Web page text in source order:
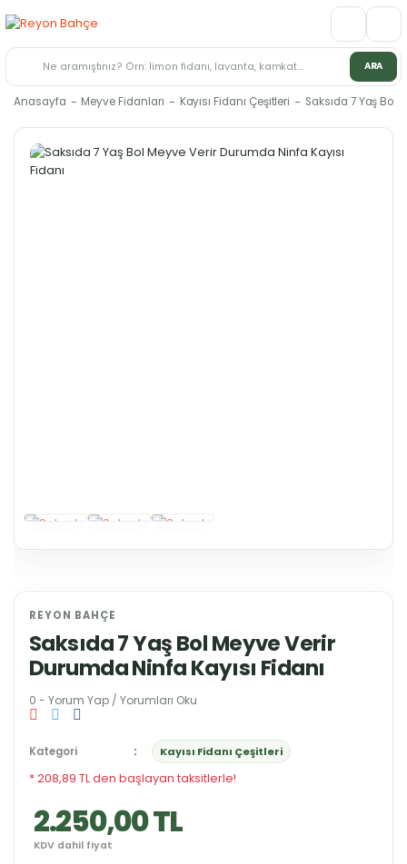
ARA
Anasayfa Meyve Fidanları Kayısı Fidanı Çeşitleri Saksıda 7 Yaş Bol
REYON BAHÇE
Saksıda 7 Yaş Bol Meyve Verir
Durumda Ninfa Kayısı Fidanı
0 - Yorum Yap / Yorumları Oku
Kategori Kayısı Fidanı Çeşitleri
* 208,89 TL den başlayan taksitlerle!
2.250,00 TL
KDV dahil fiyat